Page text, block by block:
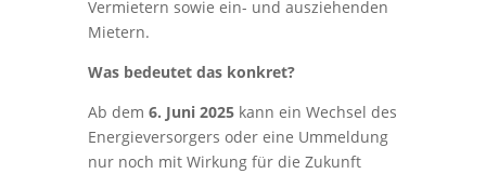
Vermietern sowie ein- und ausziehenden
Mietern.
Was bedeutet das konkret?
Ab dem 6. Juni 2025 kann ein Wechsel des
Energieversorgers oder eine Ummeldung
nur noch mit Wirkung für die Zukunft